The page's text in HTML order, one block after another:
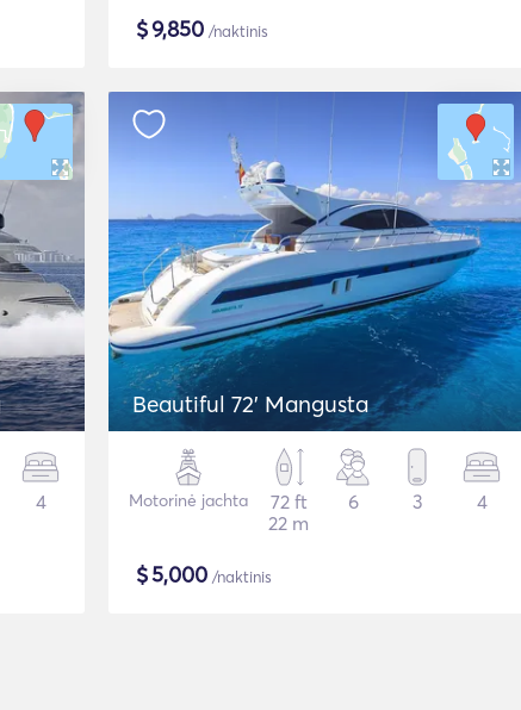
$9,850 /naktinis
4
Beautiful 72' Mangusta
Motorinė jachta
72 ft
22 m
6 3 4
$5,000 /naktinis